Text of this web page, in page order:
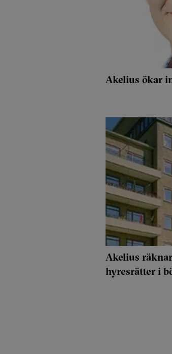
Akelius ökar
Akelius
hyresrätter i